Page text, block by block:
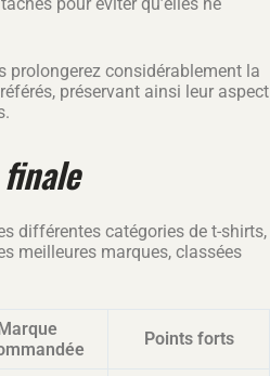
prolongerez considérablement la
préservant ainsi leur aspect
différentes catégories de t-shirts,
meilleures marques, classées
Points forts